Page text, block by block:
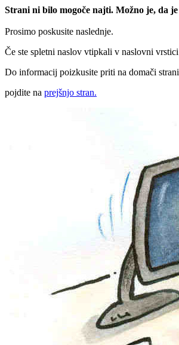
Strani ni bilo mogoče najti. Možno je, da
Prosimo poskusite naslednje.
Če ste spletni naslov vtipkali v naslovni
Do informacij poizkusite priti na domači strani
pojdite na prejšnjo stran.